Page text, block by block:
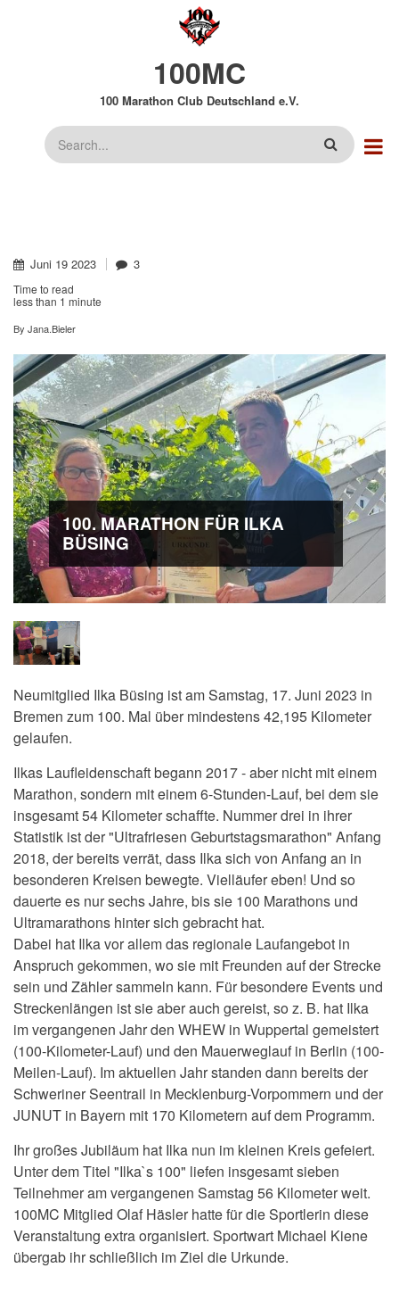
100MC
100 Marathon Club Deutschland e.V.
Suche
Juni 19 2023 3
Time to read
less than 1 minute
By Jana.Bieler
100. MARATHON FÜR ILKA
BÜSING
Neumitglied Ilka Büsing ist am Samstag, 17. Juni 2023 in
Bremen zum 100. Mal über mindestens 42,195 Kilometer
gelaufen.
Ilkas Laufleidenschaft begann 2017 - aber nicht mit einem
Marathon, sondern mit einem 6-Stunden-Lauf, bei dem sie
insgesamt 54 Kilometer schaffte. Nummer drei in ihrer
Statistik ist der "Ultrafriesen Geburtstagsmarathon" Anfang
2018, der bereits verrät, dass Ilka sich von Anfang an in
besonderen Kreisen bewegte. Vielläufer eben! Und so
dauerte es nur sechs Jahre, bis sie 100 Marathons und
Ultramarathons hinter sich gebracht hat.
Dabei hat Ilka vor allem das regionale Laufangebot in
Anspruch gekommen, wo sie mit Freunden auf der Strecke
sein und Zähler sammeln kann. Für besondere Events und
Streckenlängen ist sie aber auch gereist, so z. B. hat Ilka
im vergangenen Jahr den WHEW in Wuppertal gemeistert
(100-Kilometer-Lauf) und den Mauerweglauf in Berlin (100-
Meilen-Lauf). Im aktuellen Jahr standen dann bereits der
Schweriner Seentrail in Mecklenburg-Vorpommern und der
JUNUT in Bayern mit 170 Kilometern auf dem Programm.
Ihr großes Jubiläum hat Ilka nun im kleinen Kreis gefeiert.
Unter dem Titel "Ilka`s 100" liefen insgesamt sieben
Teilnehmer am vergangenen Samstag 56 Kilometer weit.
100MC Mitglied Olaf Häsler hatte für die Sportlerin diese
Veranstaltung extra organisiert. Sportwart Michael Kiene
übergab ihr schließlich im Ziel die Urkunde.